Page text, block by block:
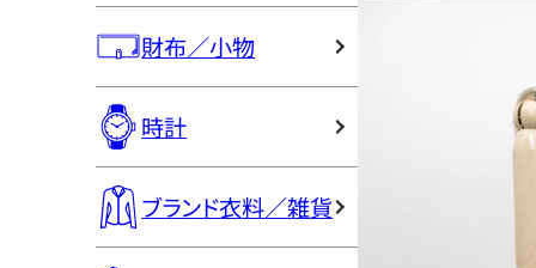
財布／小物
時計
ブランド衣料／雑貨